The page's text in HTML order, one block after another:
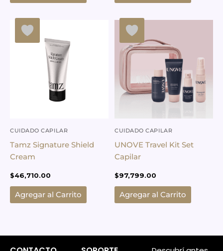
CUIDADO CAPILAR
Tamz Signature Shield
Cream
$46,710.00
Agregar al Carrito
CUIDADO CAPILAR
UNOVE Travel Kit Set
Capilar
$97,799.00
Agregar al Carrito